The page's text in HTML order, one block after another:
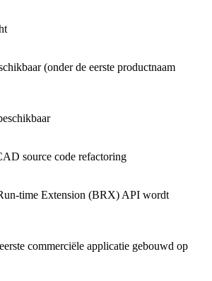
(onder de eerste productnaam
source code refactoring
time Extension (BRX) API wordt
commerciële applicatie gebouwd op